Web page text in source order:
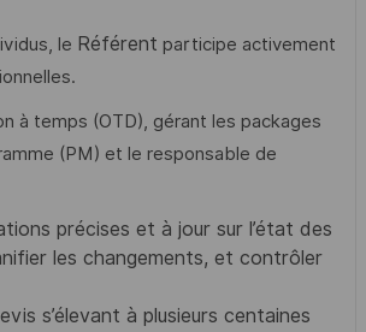
le Référent participe activement
à temps (OTD), gérant les packages
(PM) et le responsable de
précises et à jour sur l’état des
les changements, et contrôler
s’élevant à plusieurs centaines